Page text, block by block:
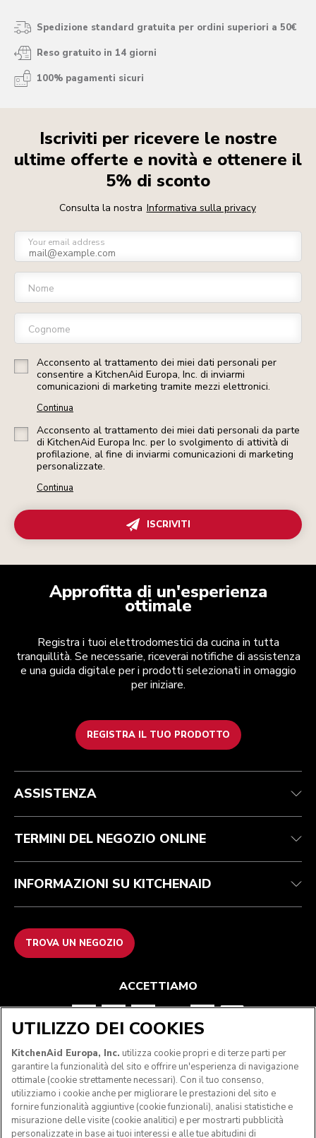
Spedizione standard gratuita per ordini superiori a 50€
Reso gratuito in 14 giorni
100% pagamenti sicuri
Iscriviti per ricevere le nostre
ultime offerte e novità e ottenere il
5% di sconto
Consulta la nostra Informativa sulla privacy
Your email address
Nome
Cognome
Acconsento al trattamento dei miei dati personali per
consentire a KitchenAid Europa, Inc. di inviarmi
comunicazioni di marketing tramite mezzi elettronici.
Continua
Acconsento al trattamento dei miei dati personali da parte
di KitchenAid Europa Inc. per lo svolgimento di attività di
profilazione, al fine di inviarmi comunicazioni di marketing
personalizzate.
Continua
ISCRIVITI
Approfitta di un'esperienza
ottimale
Registra i tuoi elettrodomestici da cucina in tutta
tranquillità. Se necessarie, riceverai notifiche di assistenza
e una guida digitale per i prodotti selezionati in omaggio
per iniziare.
REGISTRA IL TUO PRODOTTO
Health Check
Traccia il tuo ordine
Garanzia e documentazione
FAQ
Termini e condizioni
Resi e rimborsi
Imprint
ODR
Per il marchio
Trova un negozio
ASSISTENZA
TERMINI DEL NEGOZIO ONLINE
INFORMAZIONI SU KITCHENAID
TROVA UN NEGOZIO
ACCETTIAMO
SEGUICI
UTILIZZO DEI COOKIES
KitchenAid Europa, Inc. utilizza cookie propri e di terze parti per
garantire la funzionalità del sito e offrire un'esperienza di navigazione
ottimale (cookie strettamente necessari). Con il tuo consenso,
utilizziamo i cookie anche per migliorare le prestazioni del sito e
fornire funzionalità aggiuntive (cookie funzionali), analisi statistiche e
misurazione delle visite (cookie analitici) e per mostrarti pubblicità
personalizzate in base ai tuoi interessi e alle tue abitudini di